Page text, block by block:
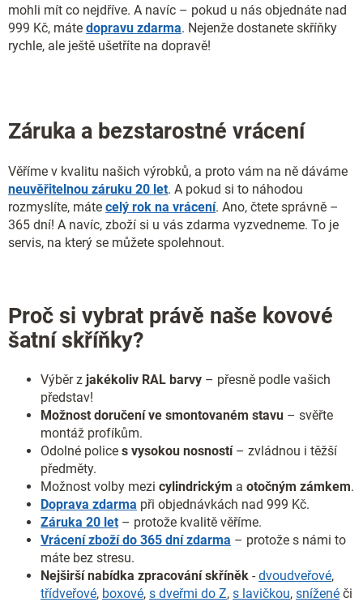
mohli mít co nejdříve. A navíc – pokud u nás objednáte nad
999 Kč, máte dopravu zdarma. Nejenže dostanete skříňky
rychle, ale ještě ušetříte na dopravě!
Záruka a bezstarostné vrácení
Věříme v kvalitu našich výrobků, a proto vám na ně dáváme
neuvěřitelnou záruku 20 let. A pokud si to náhodou
rozmyslíte, máte celý rok na vrácení. Ano, čtete správně –
365 dní! A navíc, zboží si u vás zdarma vyzvedneme. To je
servis, na který se můžete spolehnout.
Proč si vybrat právě naše kovové
šatní skříňky?
Výběr z jakékoliv RAL barvy – přesně podle vašich
představ!
Možnost doručení ve smontovaném stavu – svěřte
montáž profíkům.
Odolné police s vysokou nosností– zvládnou i těžší
předměty.
Možnost volby mezi cylindrickým a otočným zámkem.
Doprava zdarma při objednávkách nad 999 Kč.
Záruka 20 let – protože kvalitě věříme.
Vrácení zboží do 365 dní zdarma – protože s námi to
máte bez stresu.
Nejširší nabídka zpracování skříněk - dvoudveřové,
třídveřové, boxové, s dveřmi do Z, s lavičkou, snížené či